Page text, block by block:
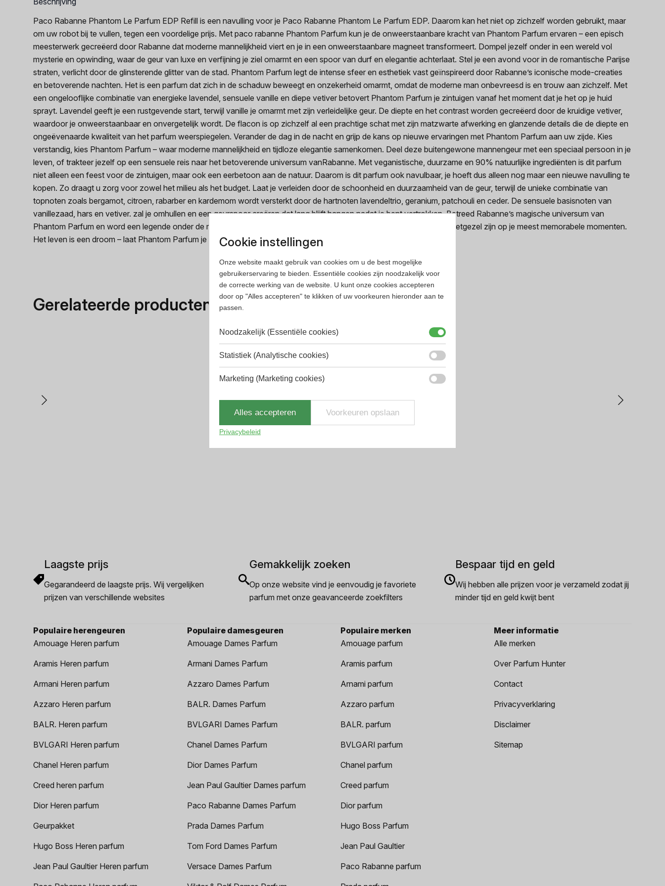
Paco Rabanne Phantom Le Parfum EDP Refill is een navulling voor je Paco Rabanne Phantom Le Parfum EDP. Daarom kan het niet op zichzelf worden gebruikt, maar
om uw robot bij te vullen, tegen een voordelige prijs. Met paco rabanne Phantom Parfum kun je de onweerstaanbare kracht van Phantom Parfum ervaren – een episch
meesterwerk gecreëerd door Rabanne dat moderne mannelijkheid viert en je in een onweerstaanbare magneet transformeert. Dompel jezelf onder in een wereld vol
mysterie en opwinding, waar de geur van luxe en verfijning je ziel omarmt en een spoor van durf en elegantie achterlaat. Stel je een avond voor in de romantische Parijse
straten, verlicht door de glinsterende glitter van de stad. Phantom Parfum legt de intense sfeer en esthetiek vast geïnspireerd door Rabanne’s iconische mode-creaties
en betoverende nachten. Het is een parfum dat zich in de schaduw beweegt en onzekerheid omarmt, omdat de moderne man onbevreesd is en trouw aan zichzelf. Met
een ongelooflijke combinatie van energieke lavendel, sensuele vanille en diepe vetiver betovert Phantom Parfum je zintuigen vanaf het moment dat je het op je huid
sprayt. Lavendel geeft je een rustgevende start, terwijl vanille je omarmt met zijn verleidelijke geur. De diepte en het contrast worden gecreëerd door de kruidige vetiver,
waardoor je onweerstaanbaar en onvergetelijk wordt. De flacon is op zichzelf al een prachtige schat met zijn matzwarte afwerking en glanzende details die de diepte en
ongeëvenaarde kwaliteit van het parfum weerspiegelen. Verander de dag in de nacht en grijp de kans op nieuwe ervaringen met Phantom Parfum aan uw zijde. Kies
verstandig, kies Phantom Parfum – waar moderne mannelijkheid en tijdloze elegantie samenkomen. Deel deze buitengewone mannengeur met een speciaal persoon in je
leven, of trakteer jezelf op een sensuele reis naar het betoverende universum vanRabanne. Met veganistische, duurzame en 90% natuurlijke ingrediënten is dit parfum
niet alleen een feest voor de zintuigen, maar ook een eerbetoon aan de natuur. Daarom is dit parfum ook navulbaar, je hoeft dus alleen nog maar een nieuwe navulling te
kopen. Zo draagt u zorg voor zowel het milieu als het budget. Laat je verleiden door de schoonheid en duurzaamheid van de geur, terwijl de unieke combinatie van
topnoten zoals bergamot, citroen, rabarber en kardemom wordt versterkt door de hartnoten lavendeltrio, geranium, patchouli en ceder. De sensuele basisnoten van
vanillezaad, hars en vetiver. zal je omhullen en een geurspoor creëren dat lang blijft hangen nadat je bent vertrokken. Betreed Rabanne’s magische universum van
Phantom Parfum en word een legende onder de moderne mannen. Neem het lot in eigen handen en laat dit parfum je metgezel zijn op je meest memorabele momenten.
Het leven is een droom – laat Phantom Parfum je inspiratie zijn.
Gerelateerde producten
Laagste prijs
Gegarandeerd de laagste prijs. Wij vergelijken
prijzen van verschillende websites
Gemakkelijk zoeken
Op onze website vind je eenvoudig je favoriete
parfum met onze geavanceerde zoekfilters
Bespaar tijd en geld
Wij hebben alle prijzen voor je verzameld zodat jij
minder tijd en geld kwijt bent
Populaire herengeuren
Amouage Heren parfum
Aramis Heren parfum
Armani Heren parfum
Azzaro Heren parfum
BALR. Heren parfum
BVLGARI Heren parfum
Chanel Heren parfum
Creed heren parfum
Dior Heren parfum
Geurpakket
Hugo Boss Heren parfum
Jean Paul Gaultier Heren parfum
Populaire damesgeuren
Amouage Dames Parfum
Armani Dames Parfum
Azzaro Dames Parfum
BALR. Dames Parfum
BVLGARI Dames Parfum
Chanel Dames Parfum
Dior Dames Parfum
Jean Paul Gaultier Dames parfum
Paco Rabanne Dames Parfum
Prada Dames Parfum
Tom Ford Dames Parfum
Versace Dames Parfum
Populaire merken
Amouage parfum
Aramis parfum
Arnami parfum
Azzaro parfum
BALR. parfum
BVLGARI parfum
Chanel parfum
Creed parfum
Dior parfum
Hugo Boss Parfum
Jean Paul Gaultier
Paco Rabanne parfum
Meer informatie
Alle merken
Over Parfum Hunter
Contact
Privacyverklaring
Disclaimer
Sitemap
Cookie instellingen
Onze website maakt gebruik van cookies om u de best mogelijke
gebruikerservaring te bieden. Essentiële cookies zijn noodzakelijk voor
de correcte werking van de website. U kunt onze cookies accepteren
door op "Alles accepteren" te klikken of uw voorkeuren hieronder aan te
passen.
Noodzakelijk (Essentiële cookies)
Statistiek (Analytische cookies)
Marketing (Marketing cookies)
Alles accepteren Voorkeuren opslaan
Privacybeleid